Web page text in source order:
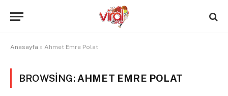
Anasayfa » Ahmet Emre Polat
BROWSING: AHMET EMRE POLAT